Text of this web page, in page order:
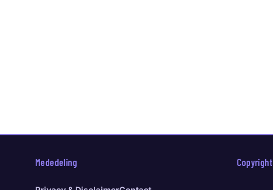
Mededeling Copyright